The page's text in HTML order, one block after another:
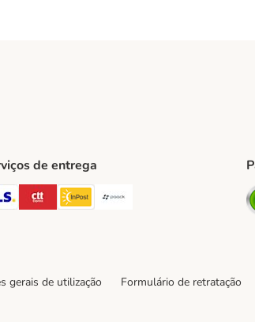
Payment Method
de entrega
GLS Shipping Method
CTTExpress Shipping Method
InPost Shipping Method
Paack Shipping Method
gerais de utilização Formulário de retratação